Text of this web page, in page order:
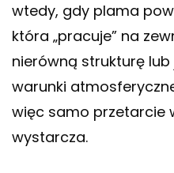
wtedy, gdy plama
która „pracuje” na
nierówną strukturę
warunki
więc samo przetarcie
wystarcza.